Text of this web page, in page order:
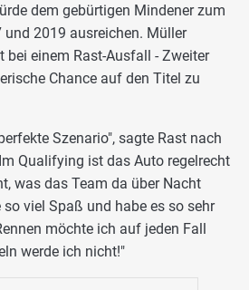
dem gebürtigen Mindener zum
2019 ausreichen. Müller
bei einem Rast-Ausfall - Zweiter
Chance auf den Titel zu
Szenario", sagte Rast nach
Qualifying ist das Auto regelrecht
was das Team da über Nacht
viel Spaß und habe es so sehr
möchte ich auf jeden Fall
werde ich nicht!"